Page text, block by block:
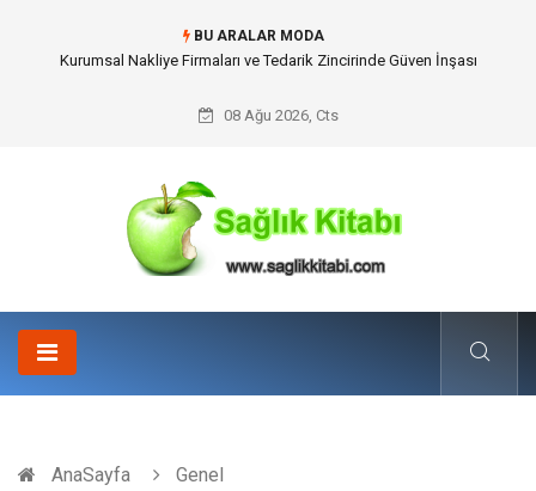
BU ARALAR MODA
Dalaman Kalkan Transfer: Kişiselleştirilmiş Hizmet Ve Uç Nokta Konforu
08 Ağu 2026, Cts
AnaSayfa
Genel